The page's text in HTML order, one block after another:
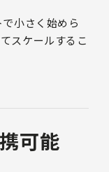
小さく始めら
スケールするこ
可能